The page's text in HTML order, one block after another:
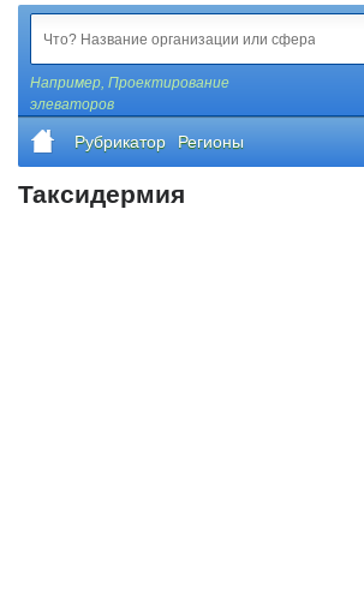
Например, Проектирование
элеваторов
Рубрикатор Регионы
Таксидермия